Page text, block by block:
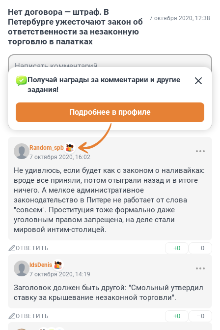
Нет договора — штраф. В
Петербурге ужесточают закон об
ответственности за незаконную
торговлю в палатках
7 октября 2020, 12:38
Random_spb
Получай награды за комментарии и другие
задания!
Подробнее в профиле
7 октября 2020, 16:02
Не удивлюсь, если будет как с законом о наливайках:
вроде все приняли, потом отыграли назад и в итоге
ничего. А мелкое административное
законодательство в Питере не работает от слова
"совсем". Проституция тоже формально даже
уголовным правом запрещена, на деле стали
мировой интим-столицей.
ОТВЕТИТЬ +0 –0
ldsDenis
7 октября 2020, 14:19
Заголовок должен быть другой: "Смольный утвердил
ставку за крышевание незаконной торговли".
ОТВЕТИТЬ +0 –0